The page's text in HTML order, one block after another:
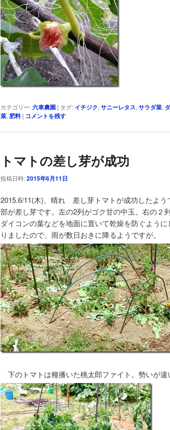
カテゴリー:六車農園 | タグ: イチジク, サニーレタス, サラダ菜,
菜, 肥料 | コメントを残す
トマトの差し芽が成功
投稿日時:2015年6月11日
2015.6/11(木)、晴れ 差し芽トマトが成功したよう
部が差し芽です。左の2列がゴク甘の中玉。右の２
ダイコンの葉などを地面に置いて乾燥を防ぐよう
りましたので、雨が数日おきに降るようですが。
下のトマトは種播いた桃太郎ファイト。勢いが違